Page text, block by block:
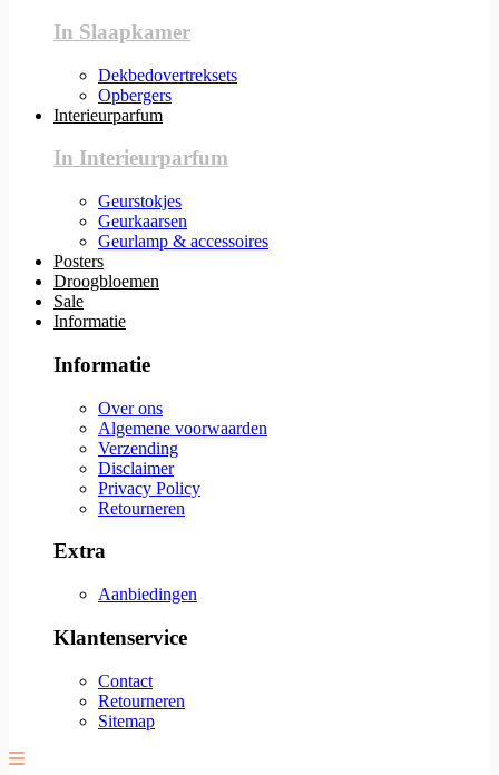
In Slaapkamer
Dekbedovertreksets
Opbergers
Interieurparfum
In Interieurparfum
Geurstokjes
Geurkaarsen
Geurlamp & accessoires
Posters
Droogbloemen
Sale
Informatie
Informatie
Over ons
Algemene voorwaarden
Verzending
Disclaimer
Privacy Policy
Retourneren
Extra
Aanbiedingen
Klantenservice
Contact
Retourneren
Sitemap